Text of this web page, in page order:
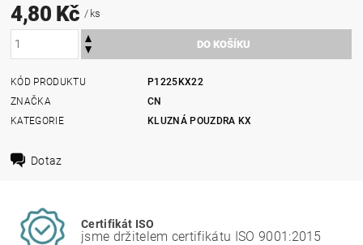
4,80 Kč/ ks
KÓD PRODUKTU
P1225KX22
ZNAČKA
CN
KATEGORIE
KLUZNÁ POUZDRA KX
Dotaz
Certifikát ISO
jsme držitelem certifikátu ISO 9001:2015